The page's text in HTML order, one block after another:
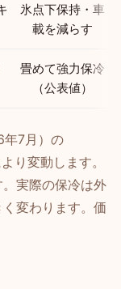
氷点下保持・車
載を減らす
畳めて強力保冷
（公表値）
年7月）の
り変動します。
実際の保冷は外
変わります。価